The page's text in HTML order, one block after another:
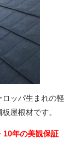
ロッパ生まれの軽
屋根材です。
10年の美観保証